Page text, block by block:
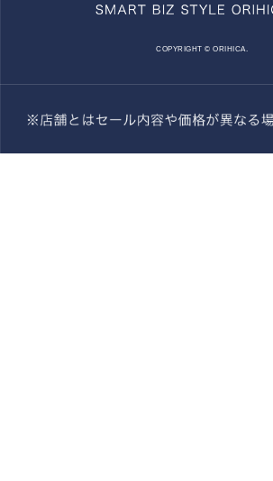
COPYRIGHT © ORIHICA.